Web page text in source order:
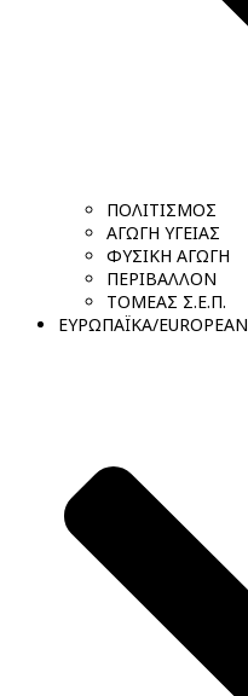
ΠΟΛΙΤΙΣΜΟΣ
ΑΓΩΓΗ ΥΓΕΙΑΣ
ΦΥΣΙΚΗ ΑΓΩΓΗ
ΠΕΡΙΒΑΛΛΟΝ
ΤΟΜΕΑΣ Σ.Ε.Π.
ΕΥΡΩΠΑΪΚΑ/EUROPEAN